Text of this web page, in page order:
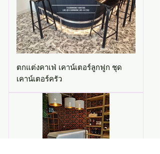
ตกแต่งคาเฟ่ เคาน์เตอร์ลูกฟูก ชุด
เคาน์เตอร์ครัว